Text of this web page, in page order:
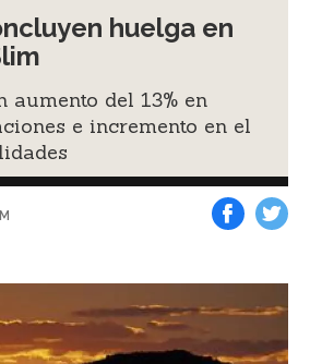
huelga en
aumento del 13% en
e incremento en el